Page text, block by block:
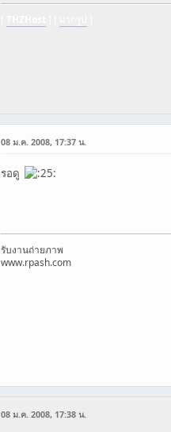
08 ม.ค. 2008, 17:37 น.
รอดู
รับงานถ่ายภาพ
www.rpash.com
08 ม.ค. 2008, 17:38 น.